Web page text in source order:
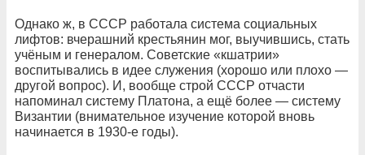
Однако ж, в СССР работала система социальных
лифтов: вчерашний крестьянин мог, выучившись, стать
учёным и генералом. Советские «кшатрии»
воспитывались в идее служения (хорошо или плохо —
другой вопрос). И, вообще строй СССР отчасти
напоминал систему Платона, а ещё более — систему
Византии (внимательное изучение которой вновь
начинается в 1930-е годы).